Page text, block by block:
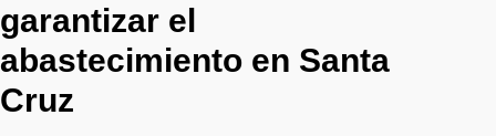
garantizar el
abastecimiento en Santa
Cruz